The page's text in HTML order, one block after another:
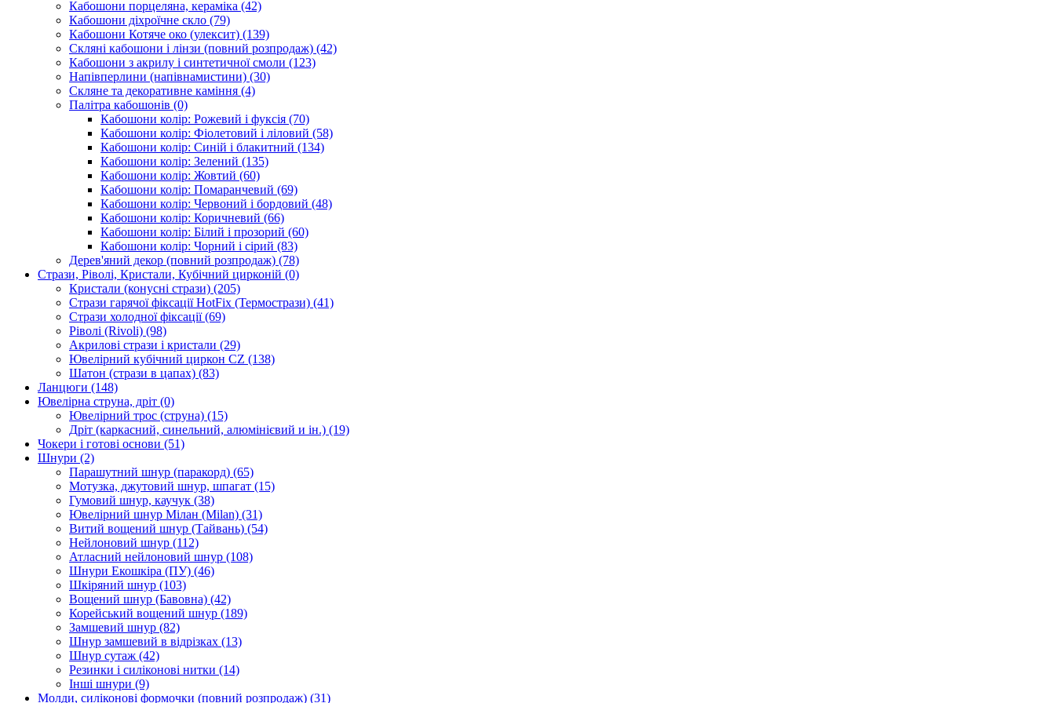
Кабошони порцеляна, кераміка (42)
Кабошони діхроїчне скло (79)
Кабошони Котяче око (улексит) (139)
Скляні кабошони і лінзи (повний розпродаж) (42)
Кабошони з акрилу і синтетичної смоли (123)
Напівперлини (напівнамистини) (30)
Скляне та декоративне каміння (4)
Палітра кабошонів (0)
Кабошони колір: Рожевий і фуксія (70)
Кабошони колір: Фіолетовий і ліловий (58)
Кабошони колір: Синій і блакитний (134)
Кабошони колір: Зелений (135)
Кабошони колір: Жовтий (60)
Кабошони колір: Помаранчевий (69)
Кабошони колір: Червоний і бордовий (48)
Кабошони колір: Коричневий (66)
Кабошони колір: Білий і прозорий (60)
Кабошони колір: Чорний і сірий (83)
Дерев'яний декор (повний розпродаж) (78)
Стрази, Ріволі, Кристали, Кубічний цирконій (0)
Кристали (конусні стрази) (205)
Стрази гарячої фіксації HotFix (Термострази) (41)
Стрази холодної фіксації(69)
Ріволі (Rivoli) (98)
Акрилові стрази і кристали (29)
Ювелірний кубічний циркон CZ (138)
Шатон (стрази в цапах) (83)
Ланцюги (148)
Ювелірна струна, дріт (0)
Ювелірний трос (струна) (15)
Дріт (каркасний, синельний, алюмінієвий и ін.) (19)
Чокери і готові основи (51)
Шнури (2)
Парашутний шнур (паракорд) (65)
Мотузка, джутовий шнур, шпагат (15)
Гумовий шнур, каучук (38)
Ювелірний шнур Мілан (Milan) (31)
Витий вощений шнур (Тайвань) (54)
Нейлоновий шнур (112)
Атласний нейлоновий шнур (108)
Шнури Екошкіра (ПУ) (46)
Шкіряний шнур (103)
Вощений шнур (Бавовна) (42)
Корейський вощений шнур (189)
Замшевий шнур (82)
Шнур замшевий в відрізках (13)
Шнур сутаж (42)
Резинки і силіконові нитки (14)
Інші шнури (9)
Молди, силіконові формочки (повний розпродаж) (31)